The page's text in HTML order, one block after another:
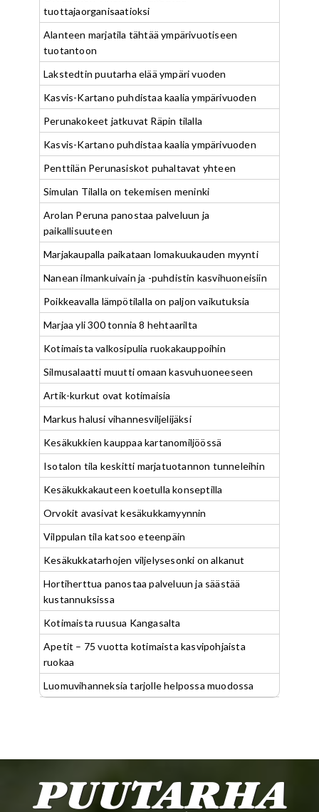
tuottajaorganisaatioksi
Alanteen marjatila tähtää ympärivuotiseen
tuotantoon
Lakstedtin puutarha elää ympäri vuoden
Kasvis-Kartano puhdistaa kaalia ympärivuoden
Perunakokeet jatkuvat Räpin tilalla
Kasvis-Kartano puhdistaa kaalia ympärivuoden
Penttilän Perunasiskot puhaltavat yhteen
Simulan Tilalla on tekemisen meninki
Arolan Peruna panostaa palveluun ja
paikallisuuteen
Marjakaupalla paikataan lomakuukauden myynti
Nanean ilmankuivain ja -puhdistin kasvihuoneisiin
Poikkeavalla lämpötilalla on paljon vaikutuksia
Marjaa yli 300 tonnia 8 hehtaarilta
Kotimaista valkosipulia ruokakauppoihin
Silmusalaatti muutti omaan kasvuhuoneeseen
Artik-kurkut ovat kotimaisia
Markus halusi vihannesviljelijäksi
Kesäkukkien kauppaa kartanomiljöössä
Isotalon tila keskitti marjatuotannon tunneleihin
Kesäkukkakauteen koetulla konseptilla
Orvokit avasivat kesäkukkamyynnin
Vilppulan tila katsoo eteenpäin
Kesäkukkatarhojen viljelysesonki on alkanut
Hortiherttua panostaa palveluun ja säästää
kustannuksissa
Kotimaista ruusua Kangasalta
Apetit – 75 vuotta kotimaista kasvipohjaista
ruokaa
Luomuvihanneksia tarjolle helpossa muodossa